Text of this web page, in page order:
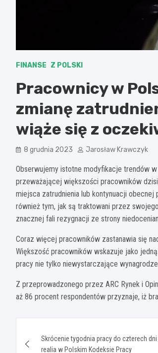
FINANSE Z POLSKI
Pracownicy w
zmianę
wiąże się z
8 grudnia 2023 Jarosław Krawczyk
Obserwujemy istotne modyfikacje trendów
przeważającej większości pracowników
miejsca zatrudnienia lub kontynuacji
również tym, jak są traktowani przez
znacznej fali rezygnacji ze strony
Coraz więcej pracowników zastanawia się
Większość pracowników wskazuje jako
pracy nie tylko niewystarczające
Z przeprowadzonego przez ARC Rynek i
aż 86 procent respondentów przyznaje, iż
wpisu
Skrócenie tygodnia pracy do czterech
realia w Polskim Kodeksie Pracy